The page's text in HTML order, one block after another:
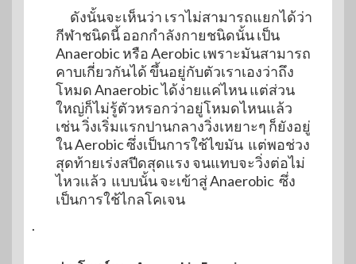
ดังนั้นจะเห็นว่า เราไม่สามารถแยกได้ว่า
กีฬาชนิดนี้ ออกกำลังกายชนิดนั้น เป็น
Anaerobic หรือ Aerobic เพราะมันสามารถ
คาบเกี่ยวกันได้ ขึ้นอยู่กับตัวเราเองว่าถึง
โหมด Anaerobic ได้ง่ายแค่ไหน แต่ส่วน
ใหญ่ก็ไม่รู้ตัวหรอกว่าอยู่โหมดไหนแล้ว
เช่น วิ่งเริ่มแรกปานกลางวิ่งเหยาะๆ ก็ยังอยู่
ใน Aerobic ซึ่งเป็นการใช้ไขมัน แต่พอช่วง
สุดท้ายเร่งสปีดสุดแรง จนแทบจะวิ่งต่อไม่
ไหวแล้ว แบบนั้น จะเข้าสู่ Anaerobic ซึ่ง
เป็นการใช้ไกลโคเจน
.